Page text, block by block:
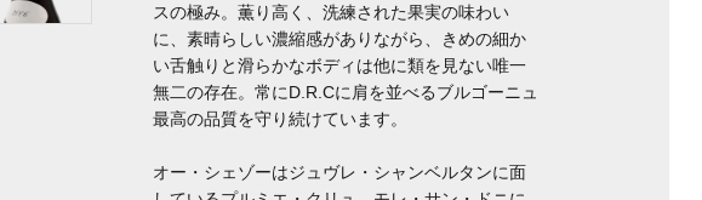
スの極み。薫り高く、洗練された果実の味わい
に、素晴らしい濃縮感がありながら、きめの細か
い舌触りと滑らかなボディは他に類を見ない唯一
無二の存在。常にD.R.Cに肩を並べるブルゴーニュ
最高の品質を守り続けています。
オー・シェゾーはジュヴレ・シャンベルタンに面